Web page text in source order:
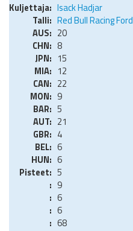
Isack Hadjar
Red Bull Racing Ford
20
8
15
12
22
9
5
21
4
6
6
5
9
6
6
68